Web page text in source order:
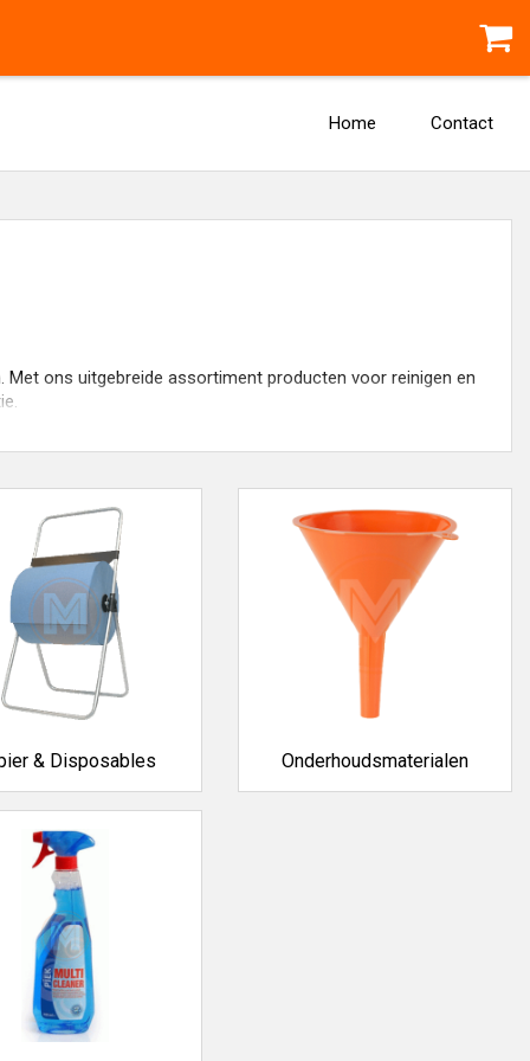
Home Contact
ons uitgebreide assortiment producten voor reinigen en
hebt:
en machines.
samengesteld op kwaliteit, gebruiksgemak en
& Disposables Onderhoudsmaterialen